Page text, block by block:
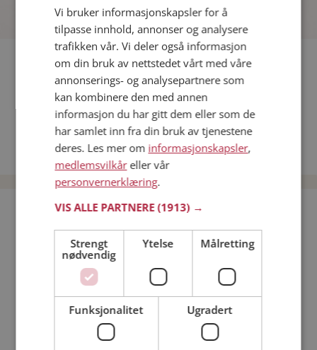
Fler single
Andre single fra Nordre Follo
Menn fra Nordre Follo
Date kvinner i Norge
Date menn i Norge
Bli medlem gratis!
Jeg er en:
Vi bruker informasjonskapsler for å
tilpasse innhold, annonser og analysere
trafikken vår. Vi deler også informasjon
om din bruk av nettstedet vårt med våre
annonserings- og analysepartnere som
kan kombinere den med annen
informasjon du har gitt dem eller som de
har samlet inn fra din bruk av tjenestene
deres. Les mer om informasjonskapsler,
medlemsvilkåreller vår
personvernerklæring.
VIS ALLE PARTNERE(1913) →
Strengt
nødvendig
Ytelse Målretting
Funksjonalitet Ugradert